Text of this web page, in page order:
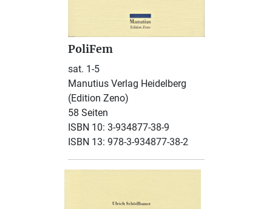
PoliFem
sat. 1-5
Manutius Verlag Heidelberg
(Edition Zeno)
58 Seiten
ISBN 10: 3-934877-38-9
ISBN 13: 978-3-934877-38-2